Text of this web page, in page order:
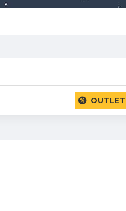
OUTLET